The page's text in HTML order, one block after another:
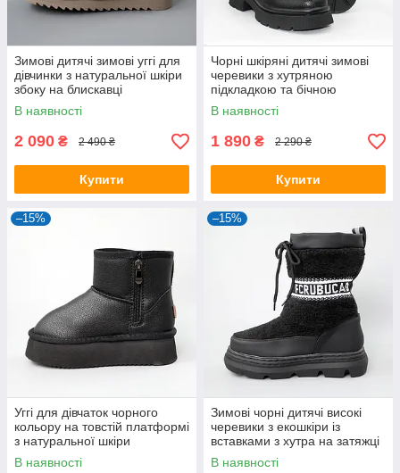
Зимові дитячі зимові уггі для
дівчинки з натуральної шкіри
збоку на блискавці
В наявності
2 090 ₴ 2 490 ₴
Купити
Чорні шкіряні дитячі зимові
черевики з хутряною
підкладкою та бічною
блискавкою
В наявності
1 890 ₴ 2 290 ₴
Купити
–15%
Уггі для дівчаток чорного
кольору на товстій платформі
з натуральної шкіри
В наявності
–15%
Зимові чорні дитячі високі
черевики з екошкіри із
вставками з хутра на затяжці
В наявності